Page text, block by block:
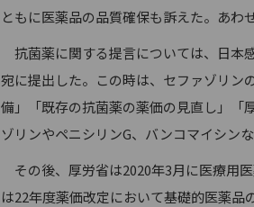
ともに医薬品の品質確保も訴えた。あわ
抗菌薬に関する提言については、日本
宛に提出した。この時は、セファゾリン
備」「既存の抗菌薬の薬価の見直し」「
ゾリンやペニシリンG、バンコマイシン
その後、厚労省は2020年3月に医療用
は22年度薬価改定において基礎的医薬品